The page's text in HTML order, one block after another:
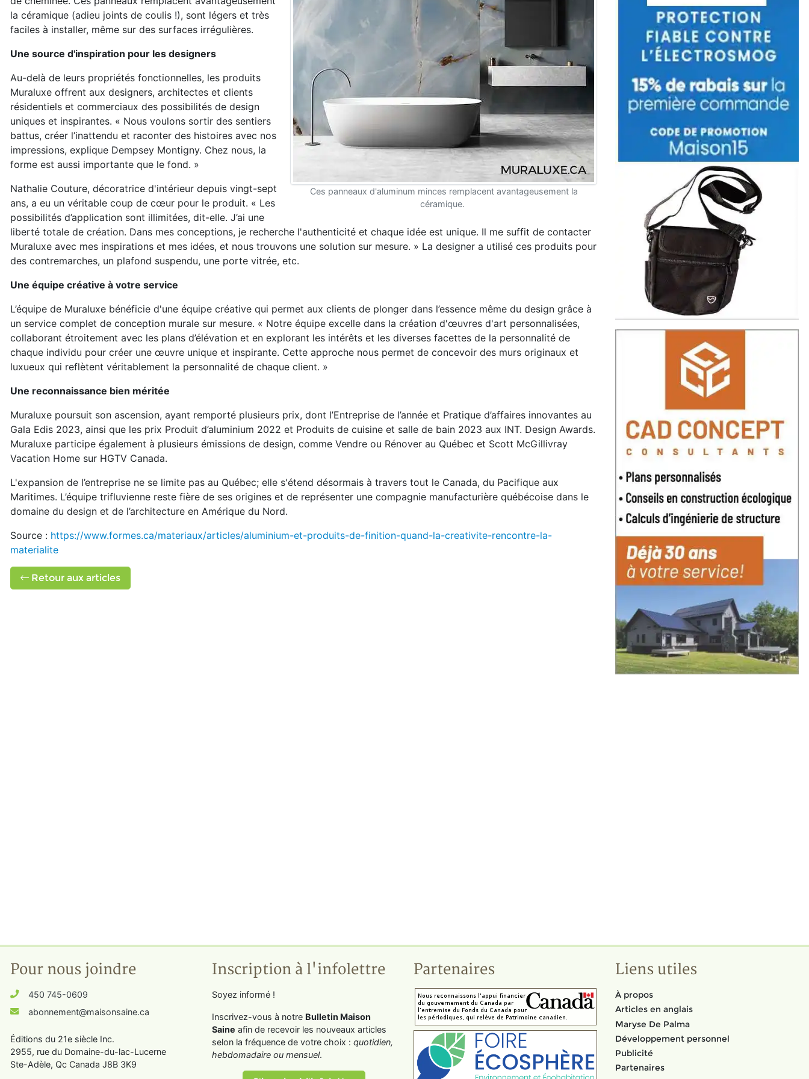
Ces panneaux d'aluminum minces remplacent avantageusement la
céramique.
la céramique (adieu joints de coulis !), sont légers et très
faciles à installer, même sur des surfaces irrégulières.
Une source d'inspiration pour les designers
Au-delà de leurs propriétés fonctionnelles, les produits
Muraluxe offrent aux designers, architectes et clients
résidentiels et commerciaux des possibilités de design
uniques et inspirantes. « Nous voulons sortir des sentiers
battus, créer l’inattendu et raconter des histoires avec nos
impressions, explique Dempsey Montigny. Chez nous, la
forme est aussi importante que le fond. »
Nathalie Couture, décoratrice d'intérieur depuis vingt-sept
ans, a eu un véritable coup de cœur pour le produit. « Les
possibilités d’application sont illimitées, dit-elle. J’ai une
liberté totale de création. Dans mes conceptions, je recherche l'authenticité et chaque idée est unique. Il me suffit de contacter
Muraluxe avec mes inspirations et mes idées, et nous trouvons une solution sur mesure. » La designer a utilisé ces produits pour
des contremarches, un plafond suspendu, une porte vitrée, etc.
Une équipe créative à votre service
L’équipe de Muraluxe bénéficie d'une équipe créative qui permet aux clients de plonger dans l’essence même du design grâce à
un service complet de conception murale sur mesure. « Notre équipe excelle dans la création d'œuvres d'art personnalisées,
collaborant étroitement avec les plans d’élévation et en explorant les intérêts et les diverses facettes de la personnalité de
chaque individu pour créer une œuvre unique et inspirante. Cette approche nous permet de concevoir des murs originaux et
luxueux qui reflètent véritablement la personnalité de chaque client. »
Une reconnaissance bien méritée
Muraluxe poursuit son ascension, ayant remporté plusieurs prix, dont l’Entreprise de l’année et Pratique d’affaires innovantes au
Gala Edis 2023, ainsi que les prix Produit d’aluminium 2022 et Produits de cuisine et salle de bain 2023 aux INT. Design Awards.
Muraluxe participe également à plusieurs émissions de design, comme Vendre ou Rénover au Québec et Scott McGillivray
Vacation Home sur HGTV Canada.
L'expansion de l’entreprise ne se limite pas au Québec; elle s'étend désormais à travers tout le Canada, du Pacifique aux
Maritimes. L’équipe trifluvienne reste fière de ses origines et de représenter une compagnie manufacturière québécoise dans le
domaine du design et de l’architecture en Amérique du Nord.
Source : https://www.formes.ca/materiaux/articles/aluminium-et-produits-de-finition-quand-la-creativite-rencontre-la-
materialite
Retour aux articles
Pour nous joindre
450 745-0609
abonnement@maisonsaine.ca
Éditions du 21e siècle Inc.
2955, rue du Domaine-du-lac-Lucerne
Ste-Adèle, Qc Canada J8B 3K9
Inscription à l'infolettre
Soyez informé !
Inscrivez-vous à notre Bulletin Maison
Saine afin de recevoir les nouveaux articles
selon la fréquence de votre choix : quotidien,
hebdomadaire ou mensuel.
Partenaires Liens utiles
À propos
Articles en anglais
Maryse De Palma
Développement personnel
Publicité
Partenaires